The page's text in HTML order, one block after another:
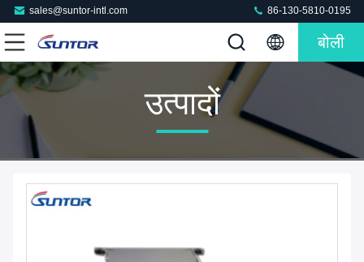
sales@suntor-intl.com 86-130-5810-0195
बोली
उत्पादों